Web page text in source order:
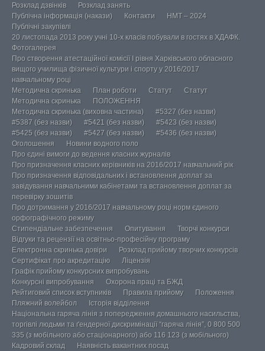
Розклад дзвінків
Розклад занять
Публічна інформація (накази)
Контакти
НМТ – 2024
Публічні закупівлі
20 листопада 2013 року учні 10-х класів побували в гостях в ХДАФК.
Фотогалерея
Про створення атестаційної комісії І рівня Харківського обласного
вищого училища фізичної культури і спорту у 2016/2017
навчальному році
Методична скринька
План роботи Статут
Статут
Методична скринька
ПОЛОЖЕННЯ
Методична скринька (виховна частина)
#5327 (без назви)
#5387 (без назви)
#5421 (без назви)
#5423 (без назви)
#5425 (без назви)
#5427 (без назви)
#5436 (без назви)
Оголошення
Новини водного поло
Про єдині вимоги до ведення класних журналів
Про призначення класних керівників на 2016/2017 навчальний рік
Про призначення відповідальних і встановлення доплат за
завідування навчальними кабінетами та встановлення доплат за
перевірку зошитів
Про дотримання у 2016/2017 навчальному році норм єдиного
орфографічного режиму
Стипендіальне забезпечення
Опитування
Творчі конкурси
Відгуки та рецензії на освітньо-професійну програму
Електронна скринька довіри
Розклад прийому творчих конкурсів
Сертифікат про акредитацію
Ліцензія
Графік прийому конкурсних випробувань
Конкурсні випробування
Охорона праці та БЖД
Рейтиговий список вступників
Правила прийому
Положення
Пляжний волейбол
Історія відділення
Національна гаряча лінія з попередження домашнього насильства,
торгівлі людьми та ґендерної дискримінації “гаряча лінія”, 0 800 500
335 (з мобільного або стаціонарного) або 116 123 (з мобільного)
Кадровий склад
Наявність вакантних посад